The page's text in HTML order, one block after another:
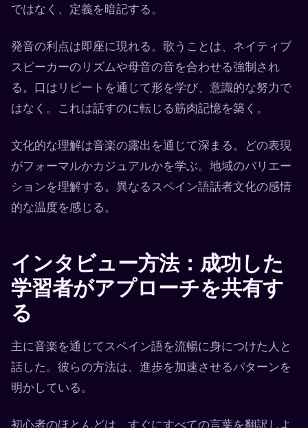
ではなく、定義を暗記する。
発音の利点は即座に現れる。歌うことは、ネイティブ
スピーカーのリズムや母音の音を合わせる強制され
る。口はリピートを通じて形を学び、意識的な努力で
はなく。これは話すのに転じる筋肉記憶を築く。
文化的な理解は音楽の露出を通じて深まる。どの表現
がフォーマルかカジュアルかを学ぶ。地域のバリエー
ションを理解する。異なるスペイン語話者文化の感情
的な温度を感じる。
インタビュー方法：成功した
学習者がアプローチを共有す
る
主に音楽を通じてスペイン語を流暢に身につけた人と
話した。彼らの方法は、進歩を加速させるパターンを
明かしている。
初心者のほとんどは、すぐにすべての言葉を翻訳しよ